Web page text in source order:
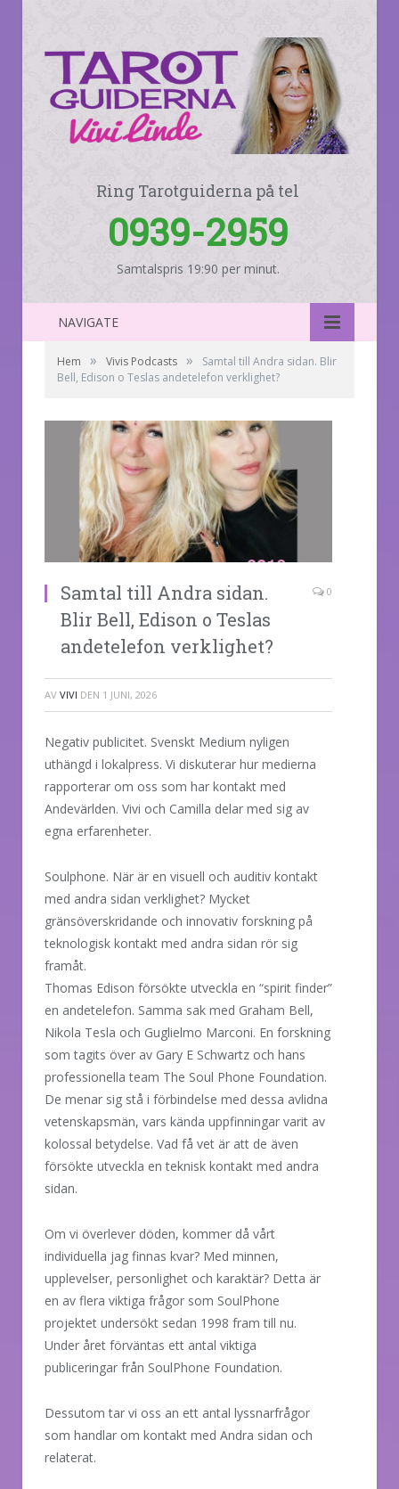
Ring Tarotguiderna på tel
0939-2959
Samtalspris 19:90 per minut.
NAVIGATE
Hem » Vivis Podcasts »
Samtal till Andra sidan. Blir
Bell, Edison o Teslas andetelefon verklighet?
Samtal till Andra sidan.
Blir Bell, Edison o Teslas
andetelefon verklighet?
0
AV VIVI DEN 1 JUNI, 2026
Negativ publicitet. Svenskt Medium nyligen
uthängd i lokalpress. Vi diskuterar hur medierna
rapporterar om oss som har kontakt med
Andevärlden. Vivi och Camilla delar med sig av
egna erfarenheter.
Soulphone. När är en visuell och auditiv kontakt
med andra sidan verklighet? Mycket
gränsöverskridande och innovativ forskning på
teknologisk kontakt med andra sidan rör sig
framåt.
Thomas Edison försökte utveckla en “spirit finder”
en andetelefon. Samma sak med Graham Bell,
Nikola Tesla och Guglielmo Marconi. En forskning
som tagits över av Gary E Schwartz och hans
professionella team The Soul Phone Foundation.
De menar sig stå i förbindelse med dessa avlidna
vetenskapsmän, vars kända uppfinningar varit av
kolossal betydelse. Vad få vet är att de även
försökte utveckla en teknisk kontakt med andra
sidan.
Om vi överlever döden, kommer då vårt
individuella jag finnas kvar? Med minnen,
upplevelser, personlighet och karaktär? Detta är
en av flera viktiga frågor som SoulPhone
projektet undersökt sedan 1998 fram till nu.
Under året förväntas ett antal viktiga
publiceringar från SoulPhone Foundation.
Dessutom tar vi oss an ett antal lyssnarfrågor
som handlar om kontakt med Andra sidan och
relaterat.